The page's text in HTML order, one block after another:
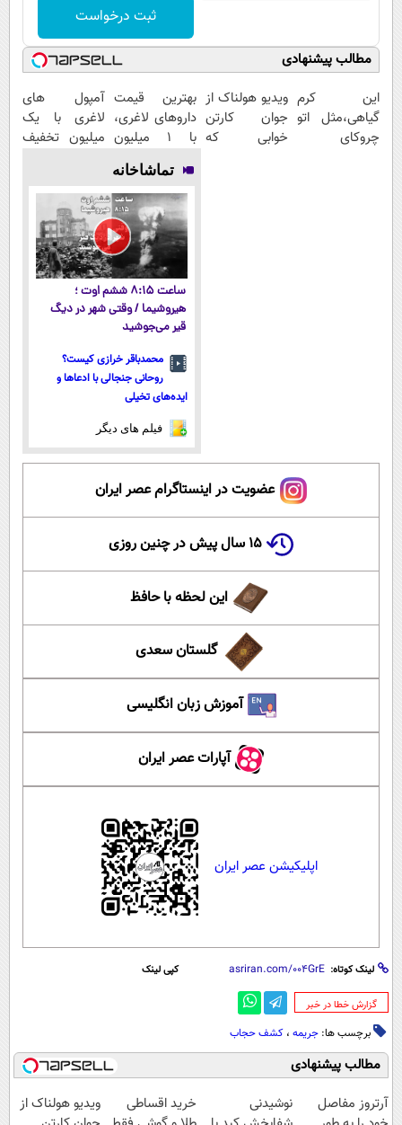
ثبت درخواست
مطالب پیشنهادی
این کرم
گیاهی،مثل اتو
چروکای
ویدیو هولناک از
جوان کارتن
خوابی که
بهترین قیمت
داروهای لاغری،
با ۱ میلیون
تخفیف و ارسال
از داروخانه‌
آمپول های
لاغری با یک
میلیون تخفیف
معتبر
تماشاخانه
ساعت ۸:۱۵ ششم اوت ؛
هیروشیما / وقتی شهر در دیگ
قیر می‌جوشید
محمدباقر خرازی کیست؟
روحانی جنجالی با ادعاها و
ایده‌های تخیلی
فیلم های دیگر
عضویت در اینستاگرام عصر ایران
۱۵ سال پیش در چنین روزی
این لحظه با حافظ
گلستان سعدی
آموزش زبان انگلیسی
آپارات عصر ایران
اپلیکیشن عصر ایران
لینک کوتاه: کپی لینک
‌گزارش خطا در خبر
برچسب ها: جریمه ، کشف حجاب
مطالب پیشنهادی
آرتروز مفاصل
نوشیدنی
خرید اقساطی
ویدیو هولناک از